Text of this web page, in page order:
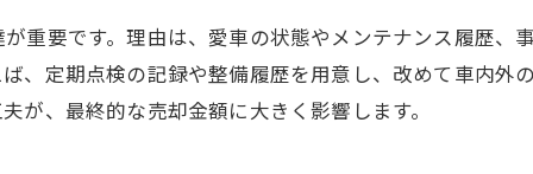
査定後のキャンセル条件をしっかり確認
安心できる中古車業者選びのチェック項目
神奈川県で信頼される中古車売却サービス
重要です。理由は、愛車の状態やメンテナンス履歴、
、定期点検の記録や整備履歴を用意し、改めて車内外
が、最終的な売却金額に大きく影響します。